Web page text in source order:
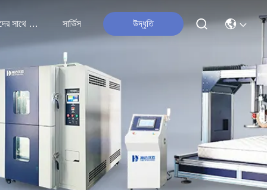
আমাদের সাথে যোগাযোগ সার্ভিস উদ্ধৃতি